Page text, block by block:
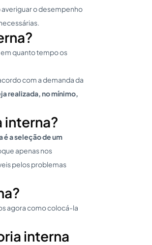
o desempenho
quanto tempo os
com a demanda da
realizada, no mínimo,
interna?
a seleção de um
apenas nos
pelos problemas
agora como colocá-la
interna